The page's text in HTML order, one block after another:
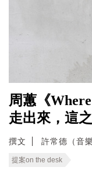
周蕙《
走出來，這
撰文 許常德（音樂
提案on the desk